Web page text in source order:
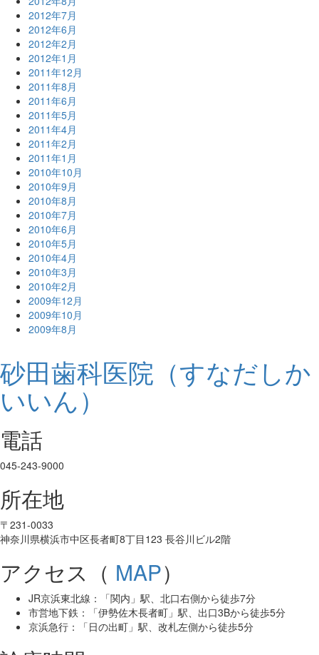
2012年7月
2012年6月
2012年2月
2012年1月
2011年12月
2011年8月
2011年6月
2011年5月
2011年4月
2011年2月
2011年1月
2010年10月
2010年9月
2010年8月
2010年7月
2010年6月
2010年5月
2010年4月
2010年3月
2010年2月
2009年12月
2009年10月
2009年8月
砂田歯科医院（すなだしか
いいん）
電話
045-243-9000
所在地
〒231-0033
神奈川県横浜市中区長者町8丁目123 長谷川ビル2階
アクセス（ MAP）
JR京浜東北線：「関内」駅、北口右側から徒歩7分
市営地下鉄：「伊勢佐木長者町」駅、出口3Bから徒歩5分
京浜急行：「日の出町」駅、改札左側から徒歩5分